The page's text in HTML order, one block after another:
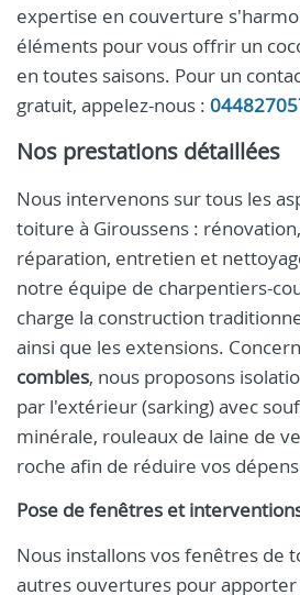
expertise en couverture
éléments pour vous offrir un
en toutes saisons. Pour un
gratuit, appelez-nous :
Nos prestations détaillées
Nous intervenons sur tous les
toiture à Giroussens :
réparation, entretien et
notre équipe de charpentiers-
charge la construction
ainsi que les extensions.
combles, nous proposons
par l'extérieur (sarking) avec
minérale, rouleaux de laine de
roche afin de réduire vos
Pose de fenêtres et
Nous installons vos fenêtres de
autres ouvertures pour